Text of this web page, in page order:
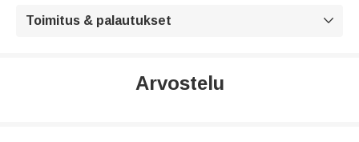
Toimitus & palautukset 
Arvostelu